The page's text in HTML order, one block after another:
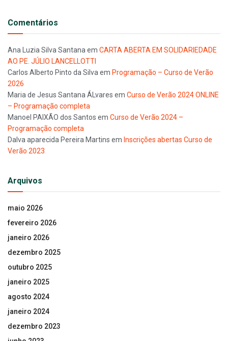
Comentários
Ana Luzia Silva Santanaem CARTA ABERTA EM SOLIDARIEDADE
AO PE. JÚLIO LANCELLOTTI
Carlos Alberto Pinto da Silvaem Programação – Curso de Verão
2026
Maria de Jesus Santana ÁLvares em Curso de Verão 2024 ONLINE
– Programação completa
Manoel PAIXÃO dos Santos em Curso de Verão 2024 –
Programação completa
Dalva aparecida Pereira Martins em Inscrições abertas Curso de
Verão 2023
Arquivos
maio 2026
fevereiro 2026
janeiro 2026
dezembro 2025
outubro 2025
janeiro 2025
agosto 2024
janeiro 2024
dezembro 2023